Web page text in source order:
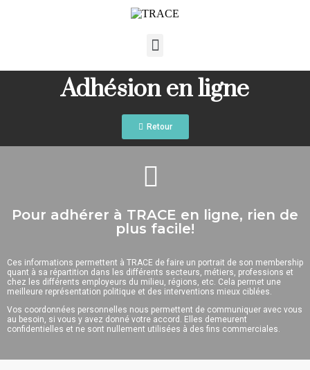
Adhésion en ligne
Retour
Pour adhérer à TRACE en ligne, rien de
plus facile!
Ces informations permettent à TRACE de faire un portrait de son membership
quant à sa répartition dans les différents secteurs, métiers, professions et
chez les différents employeurs du milieu, régions, etc. Cela permet une
meilleure représentation politique et des interventions mieux ciblées.
Vos coordonnées personnelles nous permettent de communiquer avec vous
au besoin, si vous y avez donné votre accord. Elles demeurent
confidentielles et ne sont nullement utilisées à des fins commerciales.